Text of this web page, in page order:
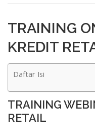
TRAINING
KREDIT
Daftar Isi
TRAINING
RETAIL